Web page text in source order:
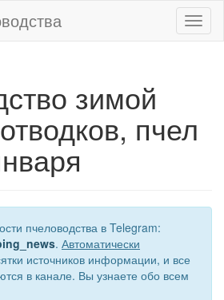
зимой
пчел
пчеловодства в Telegram:
. Автоматически
источников информации, и все
в канале. Вы узнаете обо всем